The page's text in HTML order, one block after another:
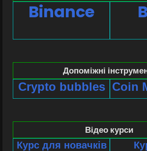
Binance
Допоміжні
Сrypto bubbles Coin
Відео курси
Курс для новачкiв